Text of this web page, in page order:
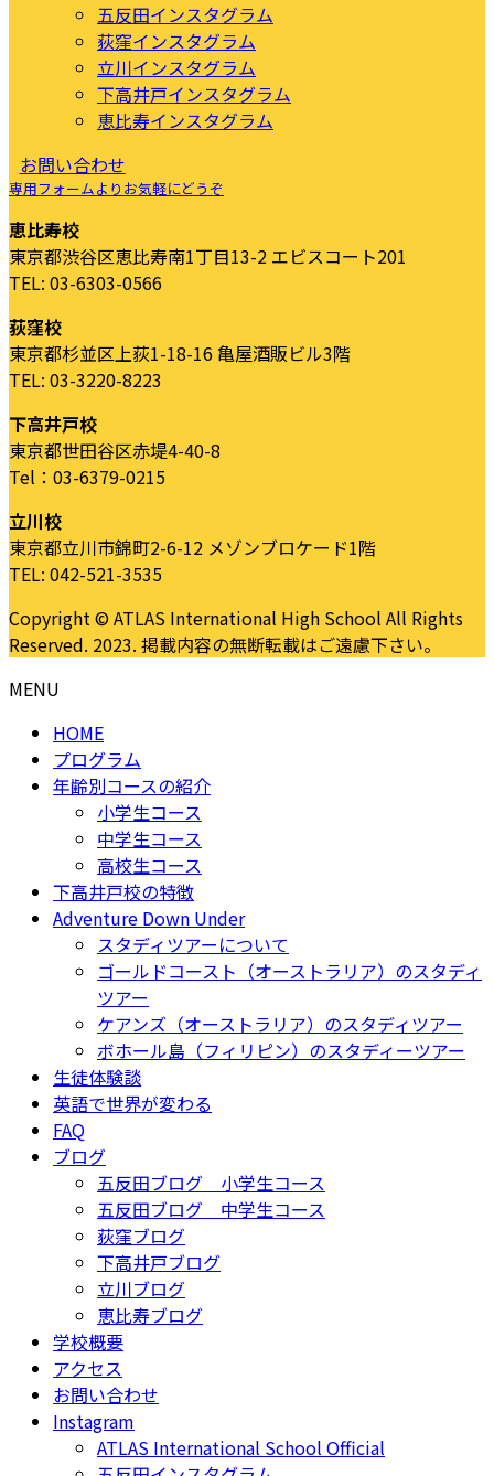
五反田インスタグラム
荻窪インスタグラム
立川インスタグラム
下高井戸インスタグラム
恵比寿インスタグラム
お問い合わせ
専用フォームよりお気軽にどうぞ
恵比寿校
東京都渋谷区恵比寿南1丁目13-2 エビスコート201
TEL: 03-6303-0566
荻窪校
東京都杉並区上荻1-18-16 亀屋酒販ビル3階
TEL: 03-3220-8223
下高井戸校
東京都世田谷区赤堤4-40-8
Tel：03-6379-0215
立川校
東京都立川市錦町2-6-12 メゾンブロケード1階
TEL: 042-521-3535
Copyright © ATLAS International High School All Rights
Reserved. 2023. 掲載内容の無断転載はご遠慮下さい。
MENU
HOME
プログラム
年齢別コースの紹介
小学生コース
中学生コース
高校生コース
下高井戸校の特徴
Adventure Down Under
スタディツアーについて
ゴールドコースト（オーストラリア）のスタディ
ツアー
ケアンズ（オーストラリア）のスタディツアー
ボホール島（フィリピン）のスタディーツアー
生徒体験談
英語で世界が変わる
FAQ
ブログ
五反田ブログ 小学生コース
五反田ブログ 中学生コース
荻窪ブログ
下高井戸ブログ
立川ブログ
恵比寿ブログ
学校概要
アクセス
お問い合わせ
Instagram
ATLAS International School Official